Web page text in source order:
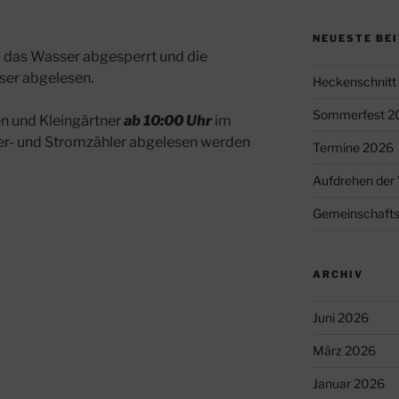
das Wasser abgesperrt und die
abgelesen.
und Kleingärtnerab 10:00 Uhr im
und Stromzähler abgelesen werden
NEUESTE
Heckenschnitt
Sommerfest
Termine 2026
Aufdrehen der
ARCHIV
Juni 2026
März 2026
Januar 2026